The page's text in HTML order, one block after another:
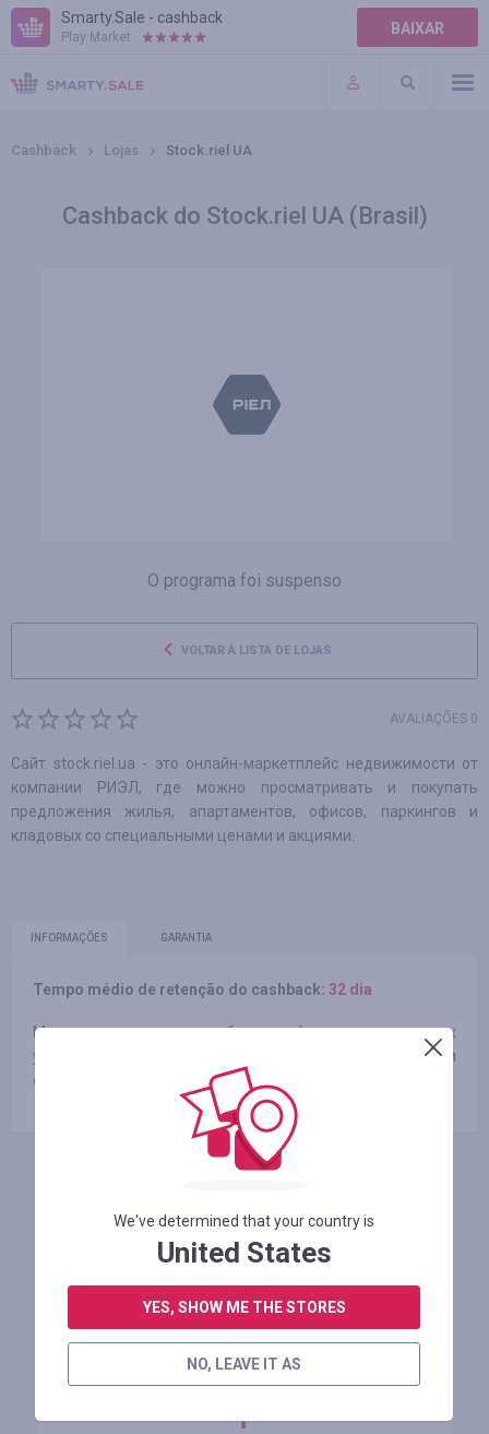
Smarty.Sale - cashback
Play Market: BAIXAR
AJUDA
TERMOS DE USO
Cashback Lojas Stock.riel UA
Cashback do Stock.riel UA (Brasil)
O programa foi suspenso
VOLTAR À LISTA DE LOJAS
AVALIAÇÕES 0
Сайт stock.riel.ua - это онлайн-маркетплейс недвижимости от
компании РИЭЛ, где можно просматривать и покупать
предложения жилья, апартаментов, офисов, паркингов и
кладовых со специальными ценами и акциями.
INFORMAÇÕES GARANTIA
Tempo médio de retenção do cashback: 32 dia
Мы предоставим подробную информацию о наших
услугах, видах работ и топовых проектах. Рассчитаем
стоимость и подготовим коммерческое предложение.
Lojas similares
We've determined that your country is
United States
YES, SHOW ME THE STORES
NO, LEAVE IT AS